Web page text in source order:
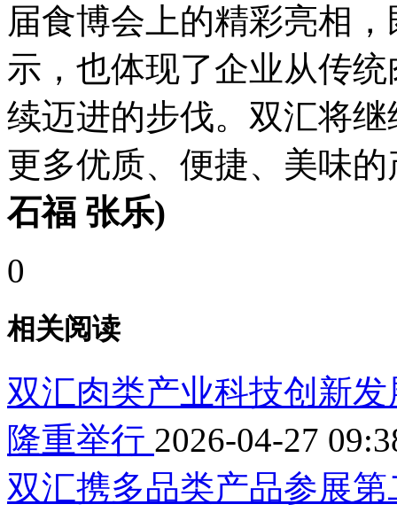
届食博会上的精彩亮相
示，也体现了企业从传
续迈进的步伐。双汇将
更多优质、便捷、美味
石福 张乐)
0
相关阅读
双汇肉类产业科技创新
隆重举行 2026-04-27
双汇携多品类产品参展